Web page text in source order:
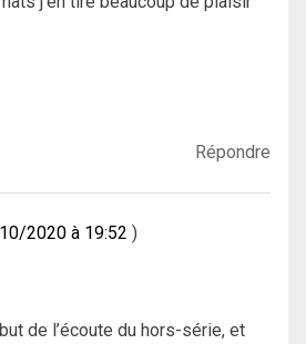
Répondre
2020 à 19:52
de l’écoute du hors-série, et